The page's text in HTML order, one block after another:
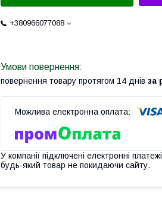
+380966077088
повернення товару протягом 14 днів за
У компанії підключені електронні
будь-який товар не покидаючи сайту.